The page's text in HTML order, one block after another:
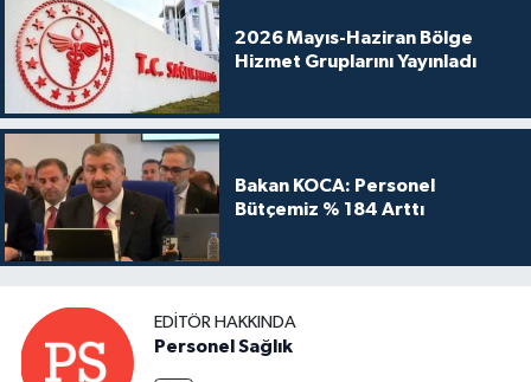
2026 Mayıs-Haziran Bölge
Hizmet Gruplarını Yayınladı
Bakan KOCA: Personel
Bütçemiz % 184 Arttı
EDITÖR HAKKINDA
Personel Sağlık